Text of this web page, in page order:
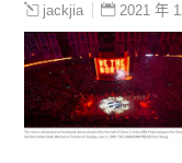
jackjia 2021 年